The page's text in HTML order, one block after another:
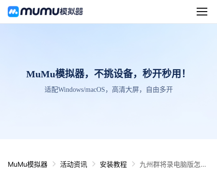
MuMu模拟器，不挑设备，秒开秒用！
适配Windows/macOS，高清大屏，自由多开
MuMu模拟器 活动资讯 安装教程
九州群将录电脑版怎么